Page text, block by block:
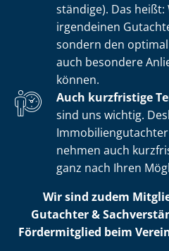
stän­di­ge). Das
irgendeinen
sondern den
auch besondere
können.
Auch kurzfristige
sind uns wichtig.
nehmen auch
ganz nach Ihren
Wir sind zudem
Gutachter &
Fördermitglied beim